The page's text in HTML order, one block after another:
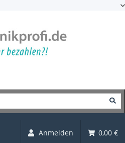
Anmelden 0,00 €